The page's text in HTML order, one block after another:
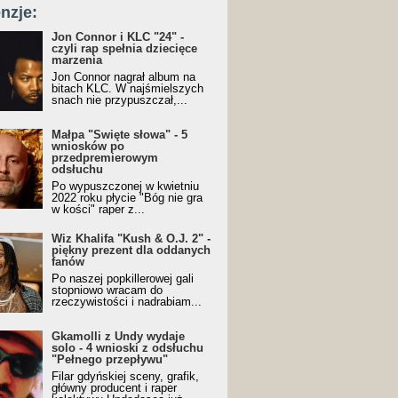
Jon Connor i KLC "24" -
czyli rap spełnia dziecięce
marzenia
Jon Connor nagrał album na
bitach KLC. W najśmielszych
snach nie przypuszczał,...
Małpa "Święte słowa" - 5
wniosków po
przedpremierowym
odsłuchu
Po wypuszczonej w kwietniu
2022 roku płycie "Bóg nie gra
w kości" raper z...
Wiz Khalifa "Kush & O.J. 2" -
piękny prezent dla oddanych
fanów
Po naszej popkillerowej gali
stopniowo wracam do
rzeczywistości i nadrabiam...
Gkamolli z Undy wydaje
solo - 4 wnioski z odsłuchu
"Pełnego przepływu"
Filar gdyńskiej sceny, grafik,
główny producent i raper